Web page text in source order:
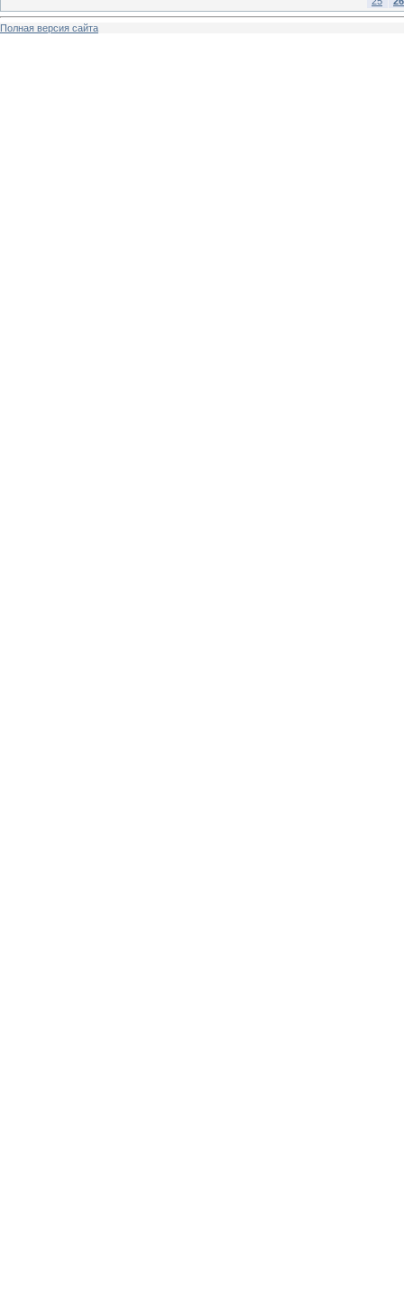
Полная версия сайта